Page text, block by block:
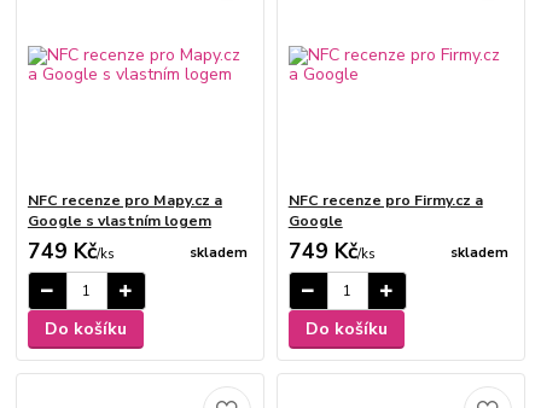
NFC recenze pro Mapy.cz a
Google s vlastním logem
749 Kč/ks skladem
Do košíku
NFC recenze pro Firmy.cz a
Google
749 Kč/ks skladem
Do košíku